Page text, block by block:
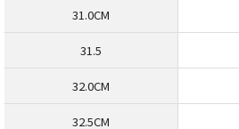
31.0CM
31.5
32.0CM
32.5CM